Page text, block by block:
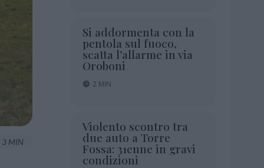
3 MIN
Si addormenta con la
pentola sul fuoco,
scatta l’allarme in via
Oroboni
2 MIN
Violento scontro tra
due auto a Torre
Fossa: 31enne in gravi
condizioni